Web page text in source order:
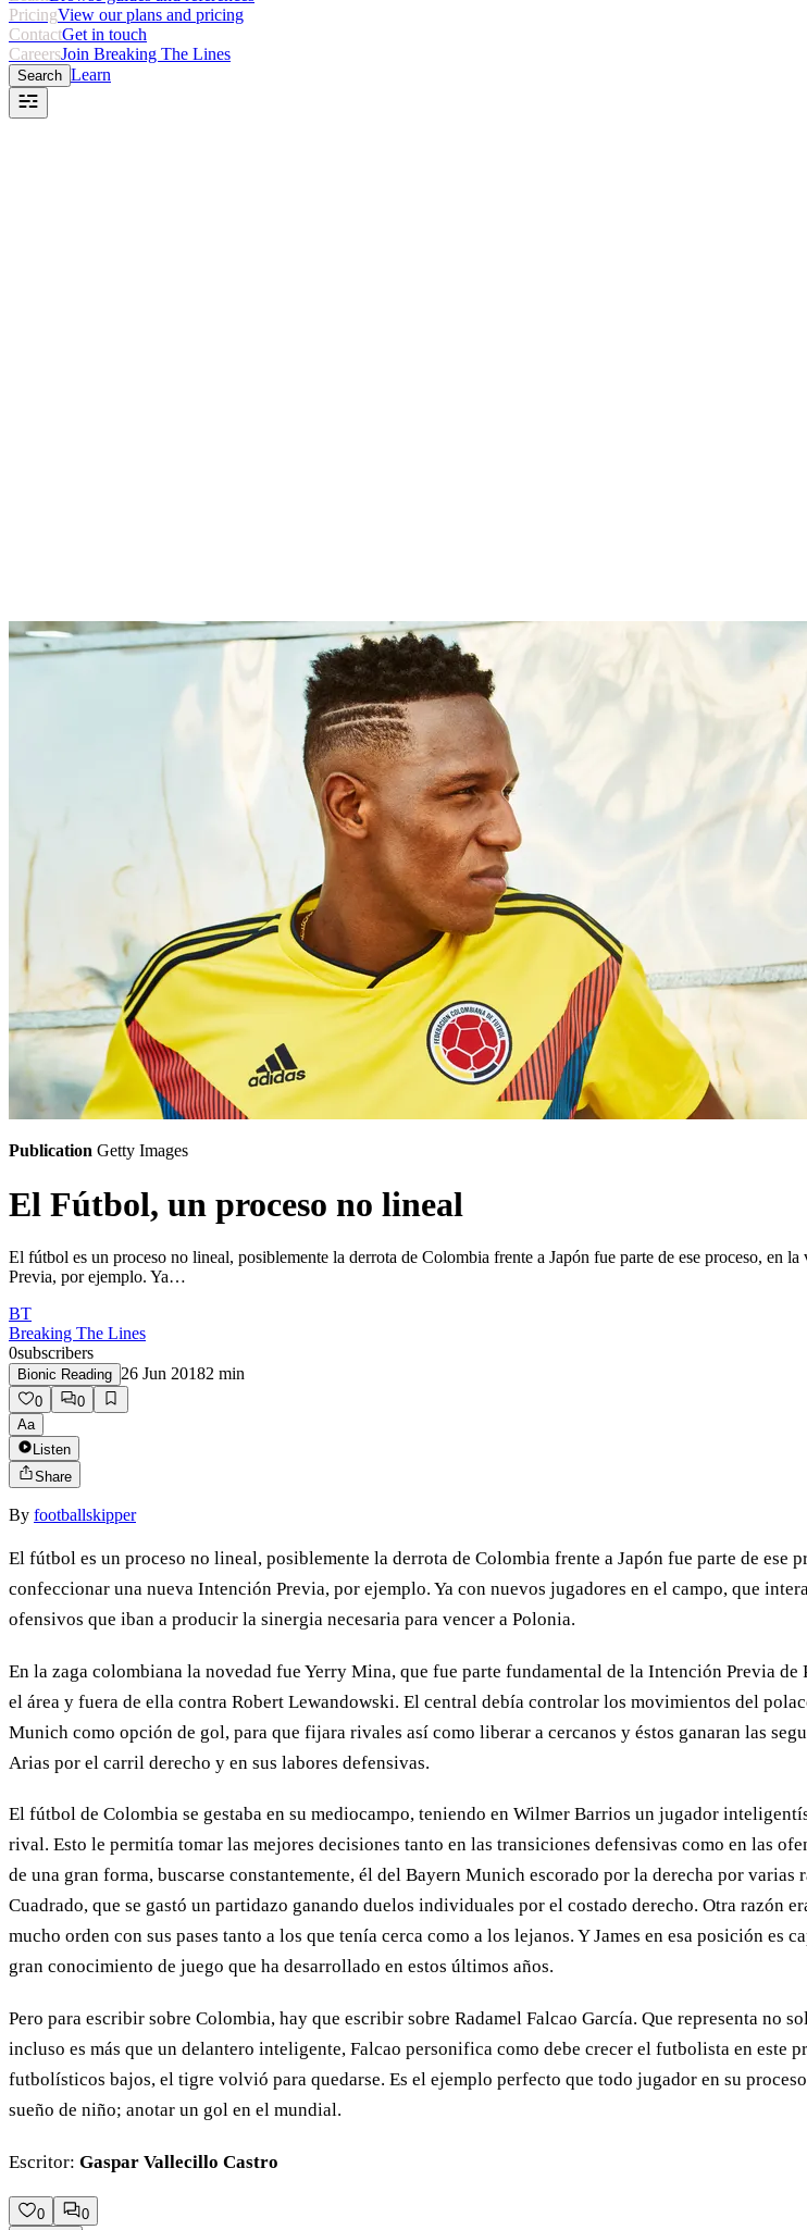
PricingView our plans and pricing
ContactGet in touch
CareersJoin Breaking The Lines
Search Learn
Publication Getty Images
El Fútbol, un proceso no lineal
El fútbol es un proceso no lineal, posiblemente la derrota de Colombia frente a Japón fue parte de ese proceso, en
Previa, por ejemplo. Ya…
BT
Breaking The Lines
0subscribers
Bionic Reading 26 Jun 20182 min
0
0
Aa
Listen
Share
By footballskipper
El fútbol es un proceso no lineal, posiblemente la derrota de Colombia frente a Japón fue parte de ese
confeccionar una nueva Intención Previa, por ejemplo. Ya con nuevos jugadores en el campo, que
ofensivos que iban a producir la sinergia necesaria para vencer a Polonia.
En la zaga colombiana la novedad fue Yerry Mina, que fue parte fundamental de la Intención Previa
el área y fuera de ella contra Robert Lewandowski. El central debía controlar los movimientos del
Munich como opción de gol, para que fijara rivales así como liberar a cercanos y éstos ganaran las
Arias por el carril derecho y en sus labores defensivas.
El fútbol de Colombia se gestaba en su mediocampo, teniendo en Wilmer Barrios un jugador
rival. Esto le permitía tomar las mejores decisiones tanto en las transiciones defensivas como en las
de una gran forma, buscarse constantemente, él del Bayern Munich escorado por la derecha por
Cuadrado, que se gastó un partidazo ganando duelos individuales por el costado derecho. Otra razón
mucho orden con sus pases tanto a los que tenía cerca como a los lejanos. Y James en esa posición
gran conocimiento de juego que ha desarrollado en estos últimos años.
Pero para escribir sobre Colombia, hay que escribir sobre Radamel Falcao García. Que representa no
incluso es más que un delantero inteligente, Falcao personifica como debe crecer el futbolista en este
futbolísticos bajos, el tigre volvió para quedarse. Es el ejemplo perfecto que todo jugador en su
sueño de niño; anotar un gol en el mundial.
Escritor: Gaspar Vallecillo Castro
0 0